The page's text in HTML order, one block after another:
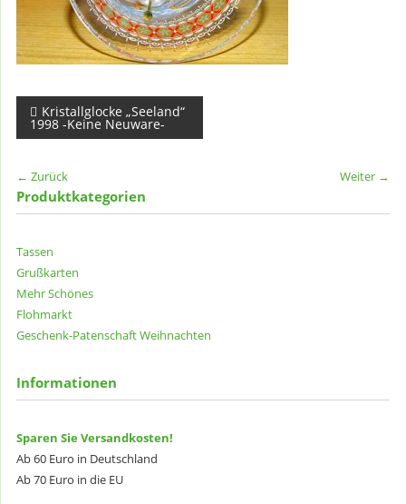
Beitragsnavigation
Kristallglocke „Seeland“
1998 -Keine Neuware-
← Zurück Weiter →
Produktkategorien
Tassen
Grußkarten
Mehr Schönes
Flohmarkt
Geschenk-PatenschaftWeihnachten
Informationen
Sparen Sie Versandkosten!
Ab 60 Euro in Deutschland
Ab 70 Euro in die EU